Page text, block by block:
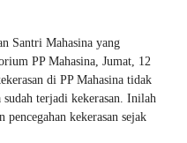
Santri Mahasina yang
PP Mahasina, Jumat, 12
di PP Mahasina tidak
terjadi kekerasan. Inilah
pencegahan kekerasan sejak